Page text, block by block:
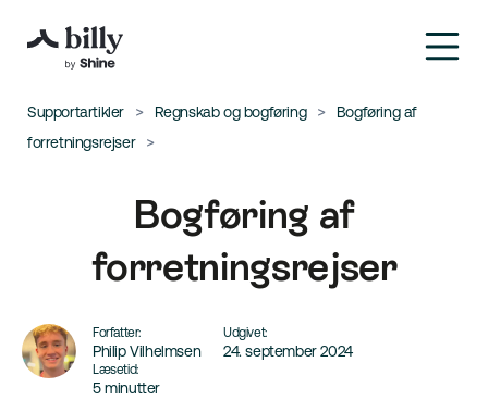
Supportartikler Regnskab og bogføring
Bogføring af
forretningsrejser
Bogføring af
forretningsrejser
Forfatter:
Philip Vilhelmsen
Udgivet:
24. september 2024
Læsetid:
5 minutter